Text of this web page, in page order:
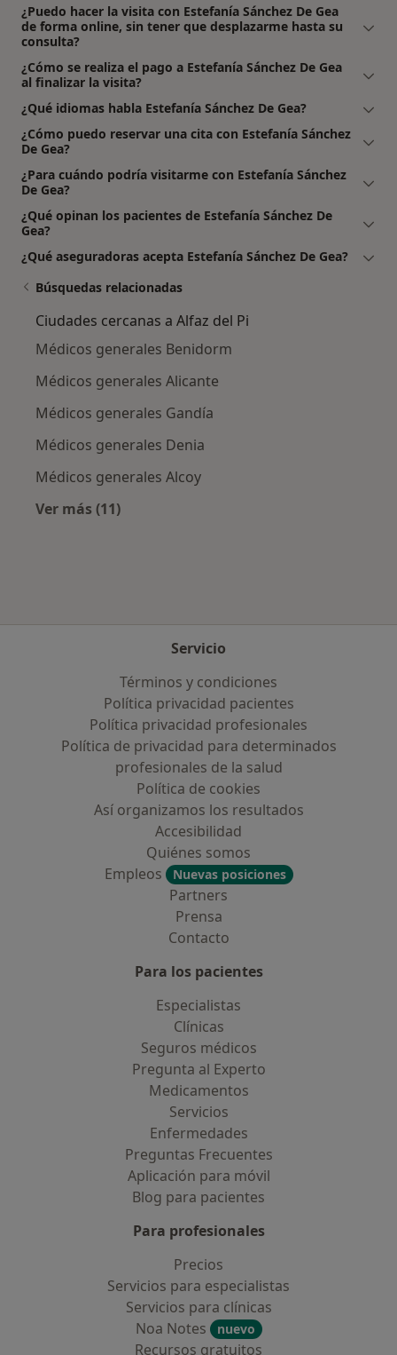
¿Puedo hacer la visita con Estefanía Sánchez De Gea
de forma online, sin tener que desplazarme hasta su
consulta?
¿Cómo se realiza el pago a Estefanía Sánchez De Gea
al finalizar la visita?
¿Qué idiomas habla Estefanía Sánchez De Gea?
¿Cómo puedo reservar una cita con Estefanía Sánchez
De Gea?
¿Para cuándo podría visitarme con Estefanía Sánchez
De Gea?
¿Qué opinan los pacientes de Estefanía Sánchez De
Gea?
¿Qué aseguradoras acepta Estefanía Sánchez De Gea?
Búsquedas relacionadas
Ciudades cercanas a Alfaz del Pi
Médicos generales Benidorm
Médicos generales Alicante
Médicos generales Gandía
Médicos generales Denia
Médicos generales Alcoy
Ver más (11)
Servicio
Términos y condiciones
Política privacidad pacientes
Política privacidad profesionales
Política de privacidad para determinados
profesionales de la salud
Política de cookies
Así organizamos los resultados
Accesibilidad
Quiénes somos
Empleos
Nuevas posiciones
Partners
Prensa
Contacto
Para los pacientes
Especialistas
Clínicas
Seguros médicos
Pregunta al Experto
Medicamentos
Servicios
Enfermedades
Preguntas Frecuentes
Aplicación para móvil
Blog para pacientes
Para profesionales
Precios
Servicios para especialistas
Servicios para clínicas
Noa Notes
nuevo
Recursos gratuitos